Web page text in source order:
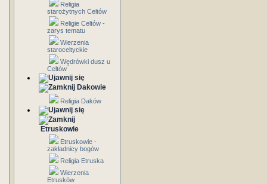
Religia
starożytnych Celtów
Religie Celtów -
zarys tematu
Wierzenia
staroceltyckie
Wędrówki dusz u
Celtów
Dakowie
Religia Daków
Etruskowie
Etruskowie -
zakładnicy bogów
Religia Etruska
Wierzenia
Etrusków